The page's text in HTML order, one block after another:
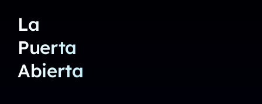
La
Puerta
Abierta